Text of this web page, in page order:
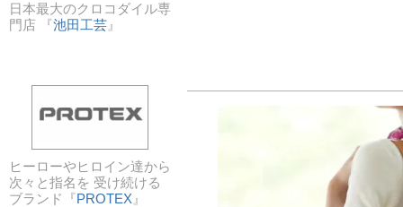
日本最大のクロコダイル専
門店 『池田工芸 』
ヒーローやヒロイン達から
次々と指名を 受け続ける
ブランド『PROTEX 』